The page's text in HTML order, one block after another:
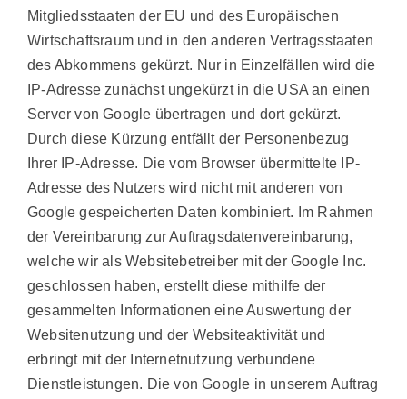
Mitgliedsstaaten der EU und des Europäischen
Wirtschaftsraum und in den anderen Vertragsstaaten
des Abkommens gekürzt. Nur in Einzelfällen wird die
IP-Adresse zunächst ungekürzt in die USA an einen
Server von Google übertragen und dort gekürzt.
Durch diese Kürzung entfällt der Personenbezug
Ihrer IP-Adresse. Die vom Browser übermittelte IP-
Adresse des Nutzers wird nicht mit anderen von
Google gespeicherten Daten kombiniert. Im Rahmen
der Vereinbarung zur Auftragsdatenvereinbarung,
welche wir als Websitebetreiber mit der Google Inc.
geschlossen haben, erstellt diese mithilfe der
gesammelten Informationen eine Auswertung der
Websitenutzung und der Websiteaktivität und
erbringt mit der Internetnutzung verbundene
Dienstleistungen. Die von Google in unserem Auftrag